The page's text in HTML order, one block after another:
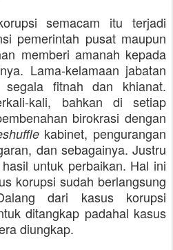
semacam itu terjadi
pemerintah pusat maupun
memberi amanah kepada
Lama-kelamaan jabatan
fitnah dan khianat.
kali, bahkan di setiap
birokrasi dengan
kabinet, pengurangan
dan sebagainya. Justru
untuk perbaikan. Hal ini
korupsi sudah berlangsung
dari kasus korupsi
ditangkap padahal kasus
diungkap.